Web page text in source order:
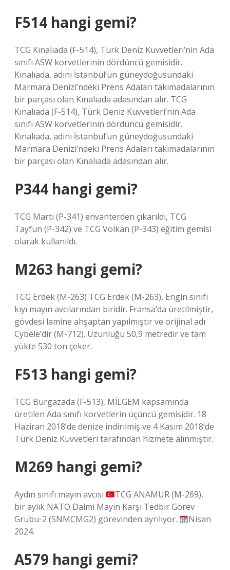
F514 hangi gemi?
TCG Kınalıada (F-514), Türk Deniz Kuvvetleri’nin Ada
sınıfı ASW korvetlerinin dördüncü gemisidir.
Kınalıada, adını İstanbul’un güneydoğusundaki
Marmara Denizi’ndeki Prens Adaları takımadalarının
bir parçası olan Kınalıada adasından alır. TCG
Kınalıada (F-514), Türk Deniz Kuvvetleri’nin Ada
sınıfı ASW korvetlerinin dördüncü gemisidir.
Kınalıada, adını İstanbul’un güneydoğusundaki
Marmara Denizi’ndeki Prens Adaları takımadalarının
bir parçası olan Kınalıada adasından alır.
P344 hangi gemi?
TCG Martı (P-341) envanterden çıkarıldı, TCG
Tayfun (P-342) ve TCG Volkan (P-343) eğitim gemisi
olarak kullanıldı.
M263 hangi gemi?
TCG Erdek (M-263) TCG Erdek (M-263), Engin sınıfı
kıyı mayın avcılarından biridir. Fransa’da üretilmiştir,
gövdesi lamine ahşaptan yapılmıştır ve orijinal adı
Cybèle’dir (M-712). Uzunluğu 50,9 metredir ve tam
yükte 530 ton çeker.
F513 hangi gemi?
TCG Burgazada (F-513), MİLGEM kapsamında
üretilen Ada sınıfı korvetlerin üçüncü gemisidir. 18
Haziran 2018’de denize indirilmiş ve 4 Kasım 2018’de
Türk Deniz Kuvvetleri tarafından hizmete alınmıştır.
M269 hangi gemi?
Aydın sınıfı mayın avcısı
TCG ANAMUR (M-269),
bir aylık NATO Daimi Mayın Karşı Tedbir Görev
Grubu-2 (SNMCMG2) görevinden ayrılıyor.
Nisan
2024.
A579 hangi gemi?